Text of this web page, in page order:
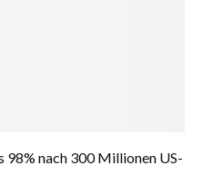
nach 300 Millionen US-